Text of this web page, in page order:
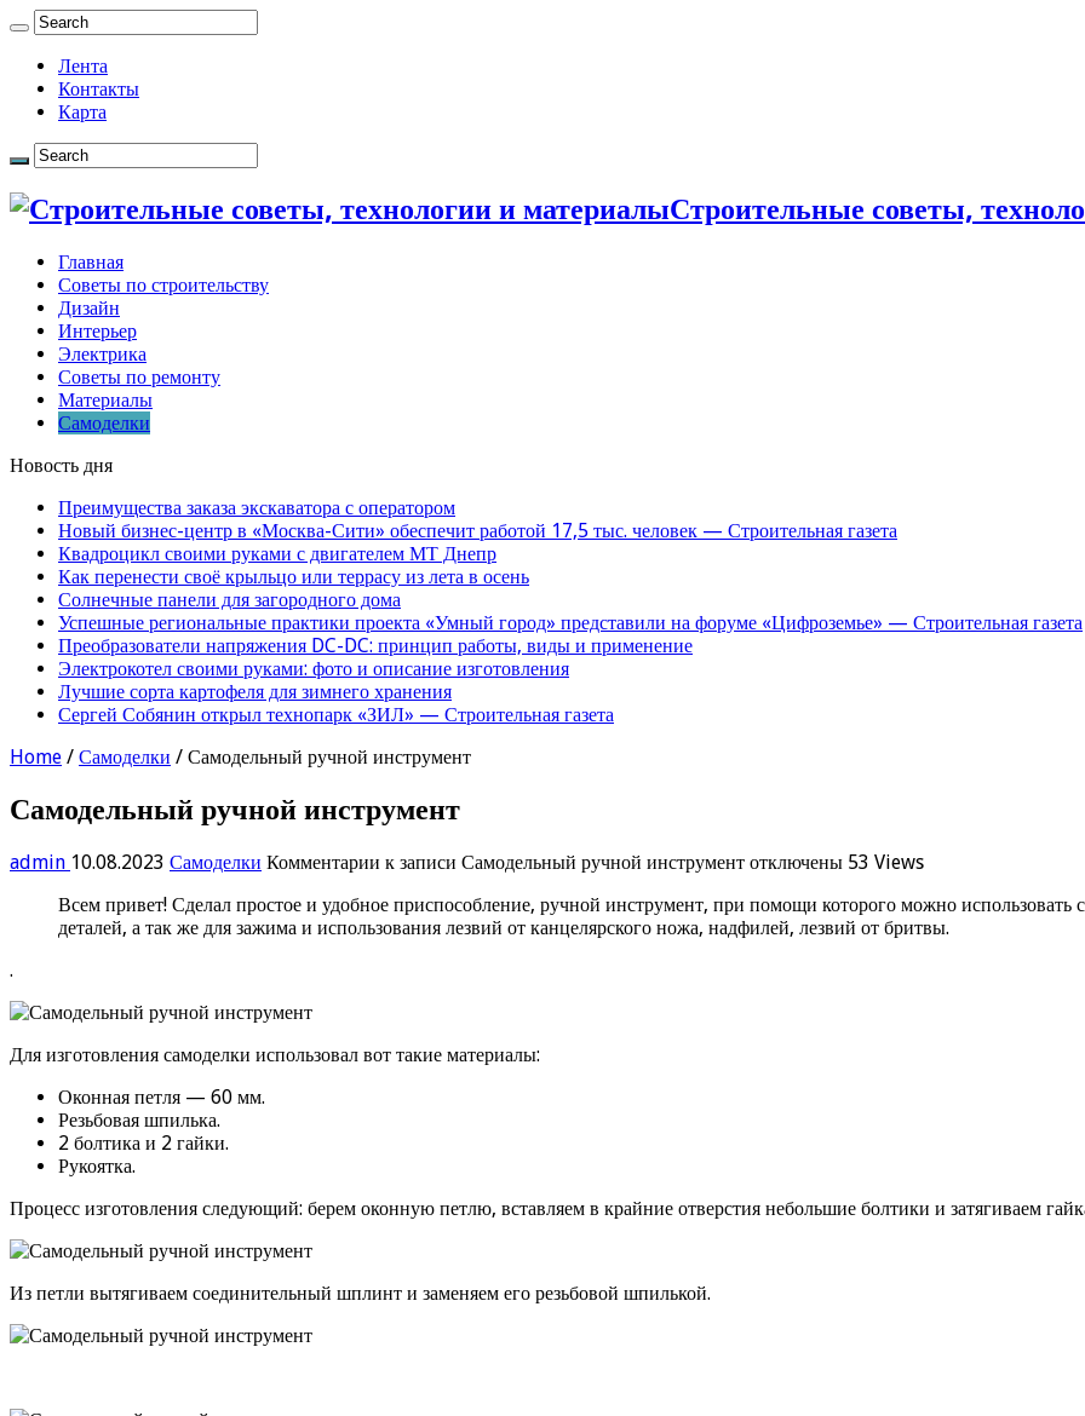
Лента
Контакты
Карта
Строительные советы,
Главная
Советы по строительству
Дизайн
Интерьер
Электрика
Советы по ремонту
Материалы
Самоделки
Новость дня
Преимущества заказа экскаватора с оператором
Новый бизнес-центр в «Москва-Сити» обеспечит работой 17,5 тыс. человек — Строительная газета
Квадроцикл своими руками с двигателем МТ Днепр
Как перенести своё крыльцо или террасу из лета в осень
Солнечные панели для загородного дома
Успешные региональные практики проекта «Умный город» представили на форуме «Цифроземье» — Строительная газета
Преобразователи напряжения DC-DC: принцип работы, виды и применение
Электрокотел своими руками: фото и описание изготовления
Лучшие сорта картофеля для зимнего хранения
Сергей Собянин открыл технопарк «ЗИЛ» — Строительная газета
Home / Самоделки / Самодельный ручной инструмент
Самодельный ручной инструмент
admin 10.08.2023 Самоделки Комментарии к записи Самодельный ручной инструмент отключены 53 Views
Всем привет! Сделал простое и удобное приспособление, ручной инструмент, при помощи которого можно
деталей, а так же для зажима и использования лезвий от канцелярского ножа, надфилей, лезвий от бритвы.
.
Для изготовления самоделки использовал вот такие материалы:
Оконная петля — 60 мм.
Резьбовая шпилька.
2 болтика и 2 гайки.
Рукоятка.
Процесс изготовления следующий: берем оконную петлю, вставляем в крайние отверстия небольшие болтики и затягиваем
Из петли вытягиваем соединительный шплинт и заменяем его резьбовой шпилькой.